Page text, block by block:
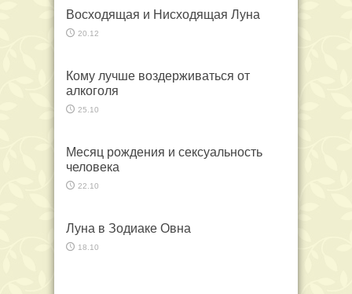
Восходящая и Нисходящая Луна
20.12
Кому лучше воздерживаться от
алкоголя
25.10
Месяц рождения и сексуальность
человека
22.10
Луна в Зодиаке Овна
18.10